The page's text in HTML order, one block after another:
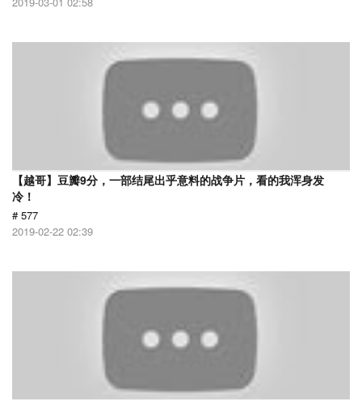
【越哥】豆瓣9分，一部结尾出乎意料的战争片，看的我浑身发
冷！
# 577
2019-02-22 02:39